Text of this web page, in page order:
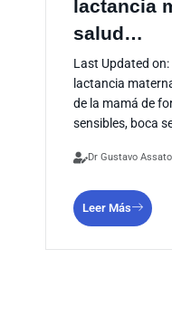
lactancia
salud…
Last Updated
lactancia
de la mamá de
sensibles, boca
Dr Gustavo
Leer Más